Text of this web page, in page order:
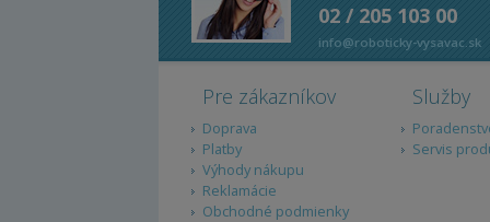
02 / 205 103 00
info@roboticky-vysavac.sk
Pre zákazníkov
Doprava
Platby
Výhody nákupu
Reklamácie
Obchodné podmienky
Služby
Servis